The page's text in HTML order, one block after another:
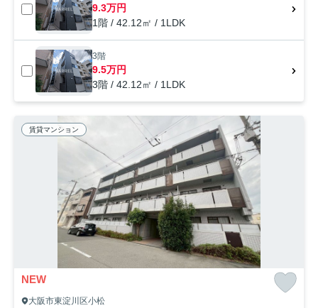
9.3万円
1階 / 42.12㎡ / 1LDK
3階
9.5万円
3階 / 42.12㎡ / 1LDK
賃貸マンション
NEW
大阪市東淀川区小松